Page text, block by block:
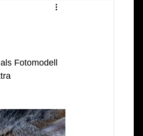
Fotomodell